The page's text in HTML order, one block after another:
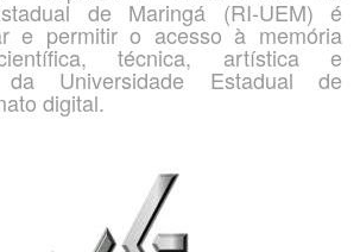
de Maringá (RI-UEM) é
e permitir o acesso à memória
técnica, artística e
da Universidade Estadual de
digital.